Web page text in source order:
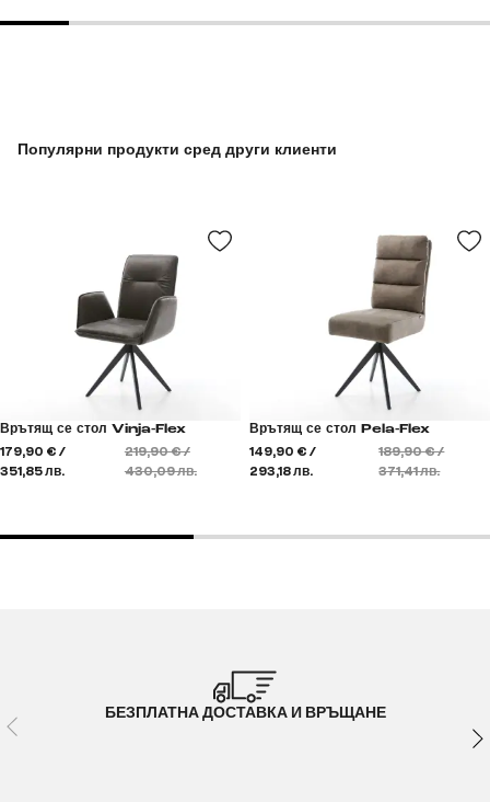
Популярни продукти сред други клиенти
Врътящ се стол Vinja-Flex
179,90 € /
351,85 лв.
219,90 € /
430,09 лв.
Врътящ се стол Pela-Flex
149,90 € /
293,18 лв.
189,90 € /
371,41 лв.
БЕЗПЛАТНА ДОСТАВКА И ВРЪЩАНЕ